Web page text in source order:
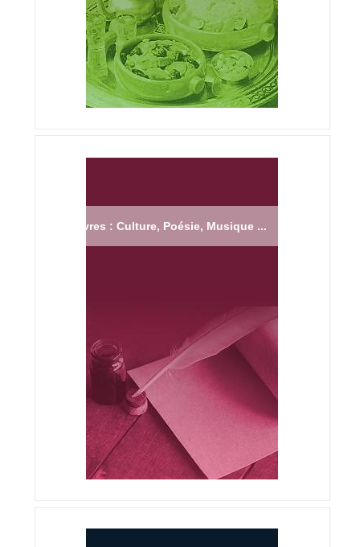
Livres : Culture, Poésie, Musique ...